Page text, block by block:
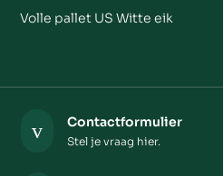
Volle pallet US Witte eik
v Contactformulier
Stel je vraag hier.